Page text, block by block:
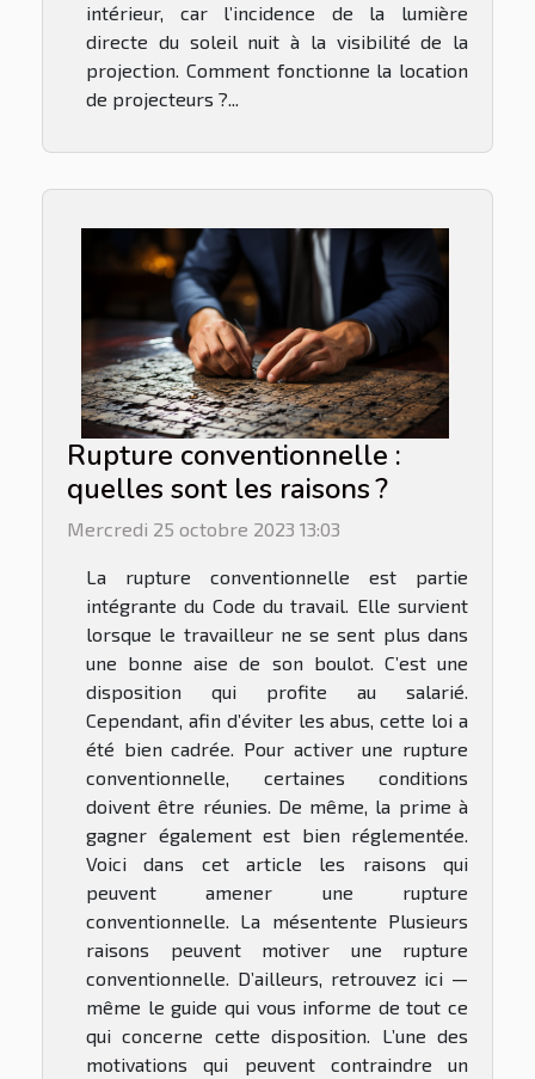
intérieur, car l’incidence de la lumière
directe du soleil nuit à la visibilité de la
projection. Comment fonctionne la location
de projecteurs ?...
Rupture conventionnelle :
quelles sont les raisons ?
Mercredi 25 octobre 2023 13:03
La rupture conventionnelle est partie
intégrante du Code du travail. Elle survient
lorsque le travailleur ne se sent plus dans
une bonne aise de son boulot. C’est une
disposition qui profite au salarié.
Cependant, afin d’éviter les abus, cette loi a
été bien cadrée. Pour activer une rupture
conventionnelle, certaines conditions
doivent être réunies. De même, la prime à
gagner également est bien réglementée.
Voici dans cet article les raisons qui
peuvent amener une rupture
conventionnelle. La mésentente Plusieurs
raisons peuvent motiver une rupture
conventionnelle. D’ailleurs, retrouvez ici —
même le guide qui vous informe de tout ce
qui concerne cette disposition. L’une des
motivations qui peuvent contraindre un